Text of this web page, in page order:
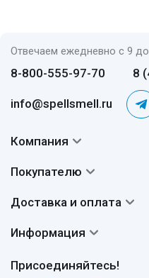
Отвечаем ежедневно с 9
8-800-555-97-70 8
info@spellsmell.ru
Присоединяйтесь!
Компания
Авторы
Сертификаты
Покупателю
Вопросы и ответы
Отзывы
Доставка и оплата
Доставка
Возврат
Информация